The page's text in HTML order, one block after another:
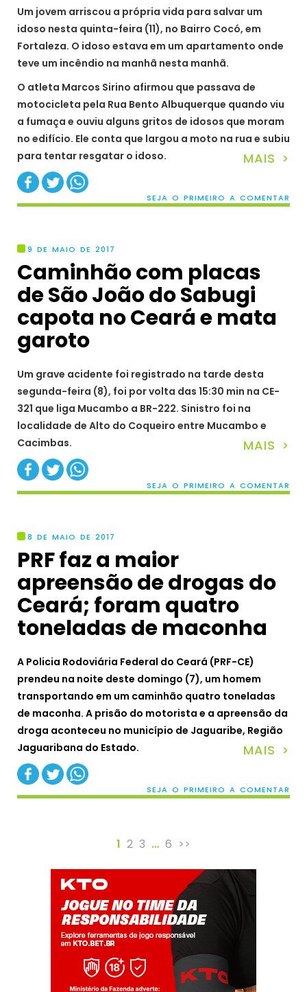
Um jovem arriscou a própria vida para salvar um
idoso nesta quinta-feira (11), no Bairro Cocó, em
Fortaleza. O idoso estava em um apartamento onde
teve um incêndio na manhã nesta manhã.
O atleta Marcos Sirino afirmou que passava de
motocicleta pela Rua Bento Albuquerque quando viu
a fumaça e ouviu alguns gritos de idosos que moram
no edifício. Ele conta que largou a moto na rua e subiu
para tentar resgatar o idoso.
MAIS >
SEJA O PRIMEIRO A COMENTAR
9 DE MAIO DE 2017
Caminhão com placas
de São João do Sabugi
capota no Ceará e mata
garoto
Um grave acidente foi registrado na tarde desta
segunda-feira (8), foi por volta das 15:30 min na CE-
321 que liga Mucambo a BR-222. Sinistro foi na
localidade de Alto do Coqueiro entre Mucambo e
Cacimbas.
MAIS >
SEJA O PRIMEIRO A COMENTAR
8 DE MAIO DE 2017
PRF faz a maior
apreensão de drogas do
Ceará; foram quatro
toneladas de maconha
A Policia Rodoviária Federal do Ceará (PRF-CE)
prendeu na noite deste domingo (7), um homem
transportando em um caminhão quatro toneladas
de maconha. A prisão do motorista e a apreensão da
droga aconteceu no município de Jaguaribe, Região
Jaguaribana do Estado.
MAIS >
SEJA O PRIMEIRO A COMENTAR
1 2 3 … 6 >>